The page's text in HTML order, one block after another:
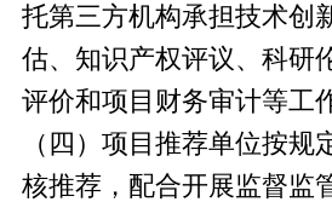
托第三方机构承担技术创
估、知识产权评议、科研
评价和项目财务审计等工
（四）项目推荐单位按规
核推荐，配合开展监督监